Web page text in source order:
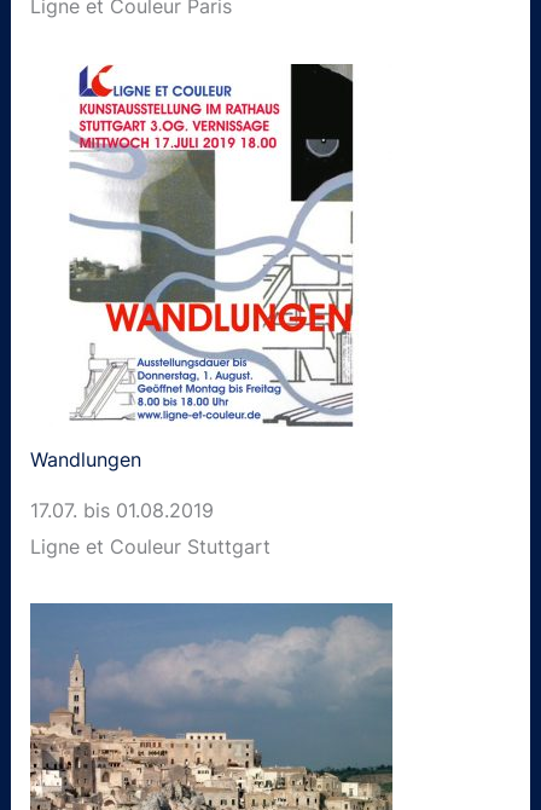
Ligne et Couleur Paris
Wandlungen
17.07. bis 01.08.2019
Ligne et Couleur Stuttgart